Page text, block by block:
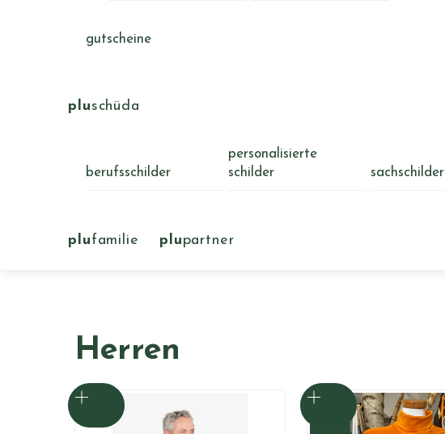
gutscheine
pluschüda
berufsschilder
personalisierte
schilder
sachschilder
plufamilie plupartner
Herren